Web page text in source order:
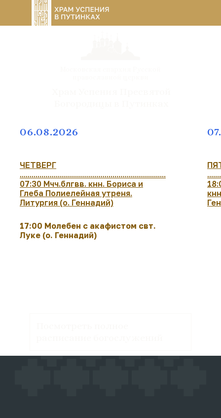
06.08.2026
ЧЕТВЕРГ
..........................................................................
07:30 Мчч.блгвв. кнн. Бориса и
Глеба Полиелейная утреня.
Литургия (о. Геннадий)
17:00 Молебен с акафистом свт.
Луке (о. Геннадий)